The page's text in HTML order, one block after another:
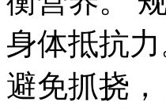
身体抵抗
避免抓挠